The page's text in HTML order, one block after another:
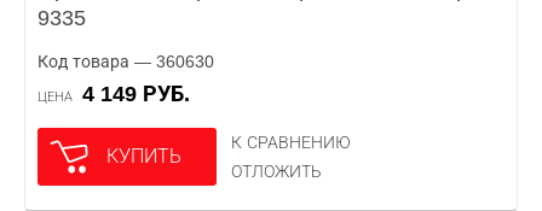
9335
Код товара — 360630
ЦЕНА 4 149 РУБ.
КУПИТЬ
К СРАВНЕНИЮ
ОТЛОЖИТЬ